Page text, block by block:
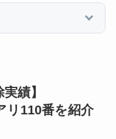
績】
リ110番を紹介